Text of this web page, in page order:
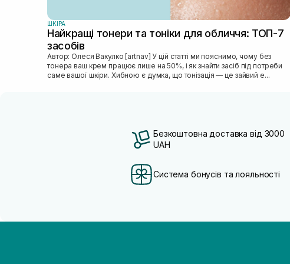
ШКIРА
Найкращі тонери та тоніки для обличчя: ТОП-7
засобів
Автор: Олеся Вакулко [artnav] У цій статті ми пояснимо, чому без
тонера ваш крем працює лише на 50%, і як знайти засіб під потреби
саме вашої шкіри. Хибною є думка, що тонізація — це зайвий е...
Безкоштовна доставка від 3000
UAH
Система бонусів та лояльності